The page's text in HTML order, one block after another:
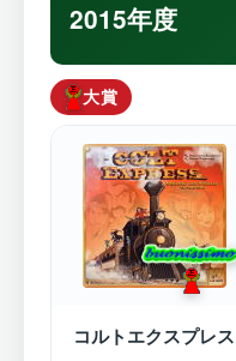
2015年度
大賞
コルトエクスプレス